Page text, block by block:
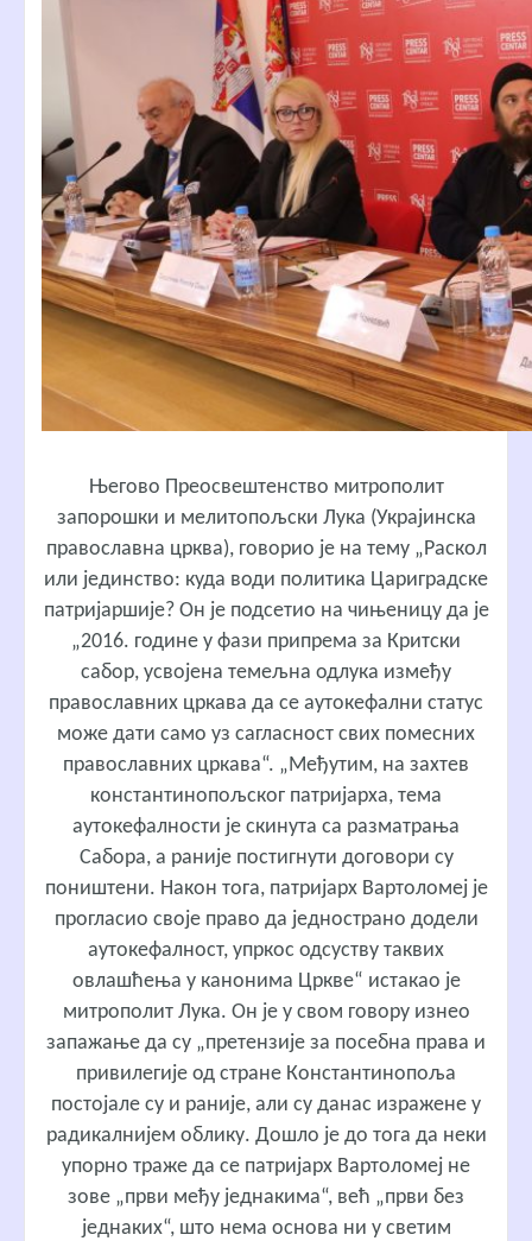
Његово Преосвештенство митрополит
запорошки и мелитопољски Лука (Украјинска
православна црква), говорио је на тему „Раскол
или јединство: куда води политика Цариградске
патријаршије?Он је подсетио на чињеницу да је
„2016. године у фази припрема за Критски
сабор, усвојена темељна одлука између
православних цркава да се аутокефални статус
може дати само уз сагласност свих помесних
православних цркава“. „Међутим, на захтев
константинопољског патријарха, тема
аутокефалности је скинута са разматрања
Сабора, а раније постигнути договори су
поништени. Након тога, патријарх Вартоломеј је
прогласио своје право да једнострано додели
аутокефалност, упркос одсуству таквих
овлашћења у канонима Цркве“ истакао је
митрополит Лука. Он је у свом говору изнео
запажање да су „претензије за посебна права и
привилегије од стране Константинопоља
постојале су и раније, али су данас изражене у
радикалнијем облику. Дошло је до тога да неки
упорно траже да се патријарх Вартоломеј не
зове „први међу једнакима“, већ „први без
једнаких“, што нема основа ни у светим